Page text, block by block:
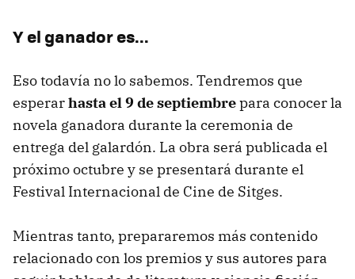
Y el ganador es...
Eso todavía no lo sabemos. Tendremos que
esperarhasta el 9 de septiembrepara conocer la
novela ganadora durante la ceremonia de
entrega del galardón. La obra será publicada el
próximo octubre y se presentará durante el
Festival Internacional de Cine de Sitges.
Mientras tanto, prepararemos más contenido
relacionado con los premios y sus autores para